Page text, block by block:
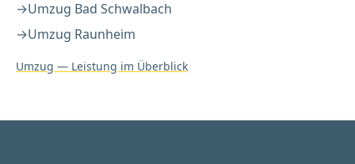
→Umzug Bad Schwalbach
→Umzug Raunheim
Umzug — Leistung im Überblick